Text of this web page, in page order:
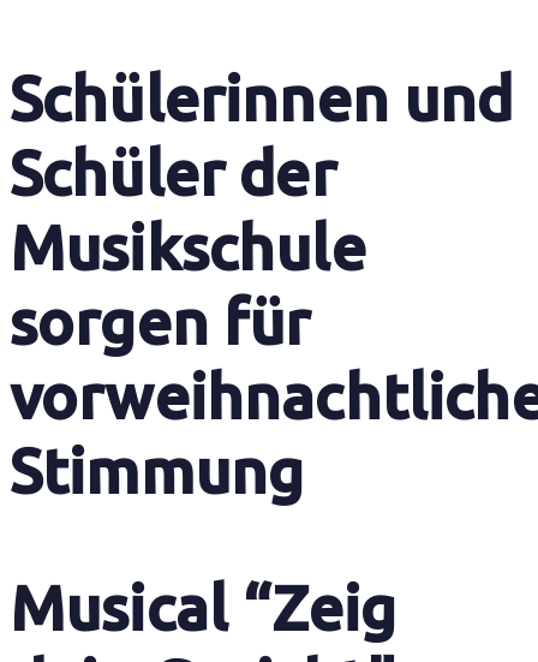
Schülerinnen und
Schüler der
Musikschule
sorgen für
Stimmung
Musical “Zeig